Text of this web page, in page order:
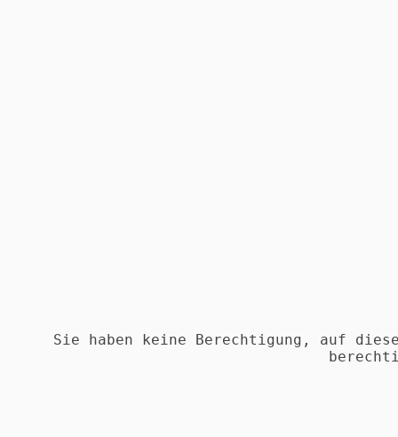
Sie haben keine Berechtigung, auf